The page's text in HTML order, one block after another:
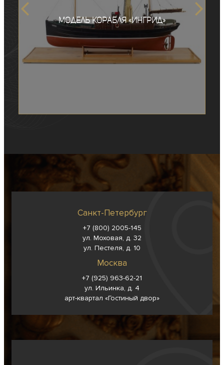
Модель корабля «Ингрид»
Санкт-Петербург
+7 (800) 2005-145
ул. Моховая, д. 32
ул. Пестеля, д. 10
Москва
+7 (925) 963-62-21
ул. Ильинка, д. 4
арт-квартал «Гостиный двор»